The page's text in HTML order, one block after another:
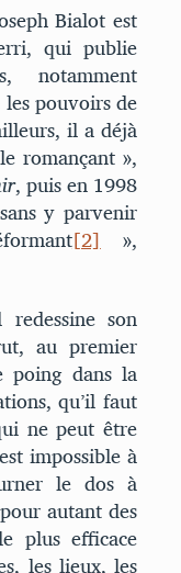
Bialot est
qui publie
notamment
pouvoirs de
il a déjà
romançant »,
, puis en 1998
y parvenir
[2]»,
son
au premier
poing dans la
qu’il faut
ne peut être
impossible à
le dos à
autant des
plus efficace